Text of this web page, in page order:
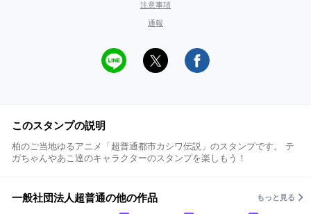
注意事項
通報
このスタンプの説明
柏のご当地ゆるアニメ「超普通都市カシワ伝説」のスタンプです。 テ
ガちゃんやあこ達のキャラクターのスタンプを楽しもう！
一般社団法人超普通の他の作品 もっと見る